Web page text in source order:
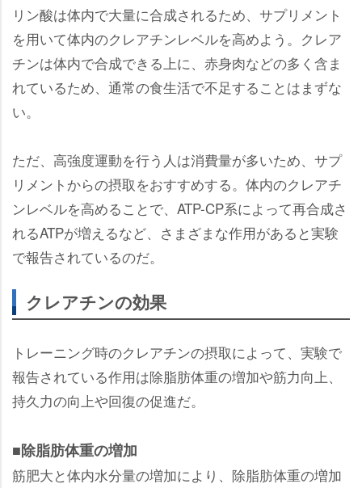
リン酸は体内で大量に合成されるため、サプリメント
を用いて体内のクレアチンレベルを高めよう。クレア
チンは体内で合成できる上に、赤身肉などの多く含ま
れているため、通常の食生活で不足することはまずな
い。
ただ、高強度運動を行う人は消費量が多いため、サプ
リメントからの摂取をおすすめする。体内のクレアチ
ンレベルを高めることで、ATP-CP系によって再合成さ
れるATPが増えるなど、さまざまな作用があると実験
で報告されているのだ。
クレアチンの効果
トレーニング時のクレアチンの摂取によって、実験で
報告されている作用は除脂肪体重の増加や筋力向上、
持久力の向上や回復の促進だ。
■除脂肪体重の増加
筋肥大と体内水分量の増加により、除脂肪体重の増加